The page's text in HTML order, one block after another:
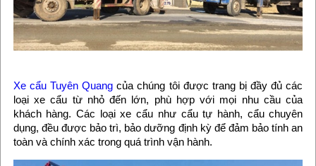
Xe cẩu Tuyên Quang của chúng tôi được trang bị đầy đủ các
loại xe cẩu từ nhỏ đến lớn, phù hợp với mọi nhu cầu của
khách hàng. Các loại xe cẩu như cẩu tự hành, cẩu chuyên
dụng, đều được bảo trì, bảo dưỡng định kỳ để đảm bảo tính an
toàn và chính xác trong quá trình vận hành.